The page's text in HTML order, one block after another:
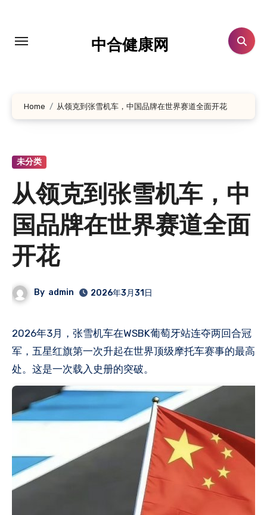
中合健康网
Home 从领克到张雪机车，中国品牌在世界赛道全面开花
未分类
从领克到张雪机车，中
国品牌在世界赛道全面
开花
By admin 2026年3月31日
2026年3月，张雪机车在WSBK葡萄牙站连夺两回合冠
军，五星红旗第一次升起在世界顶级摩托车赛事的最高
处。这是一次载入史册的突破。